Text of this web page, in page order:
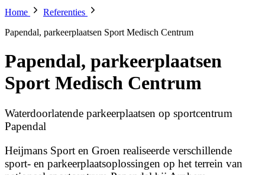
Home
Referenties
Papendal, parkeerplaatsen Sport Medisch Centrum
Papendal, parkeerplaatsen
Sport Medisch Centrum
Waterdoorlatende parkeerplaatsen op sportcentrum
Papendal
Heijmans Sport en Groen realiseerde verschillende
sport- en parkeerplaatsoplossingen op het terrein van